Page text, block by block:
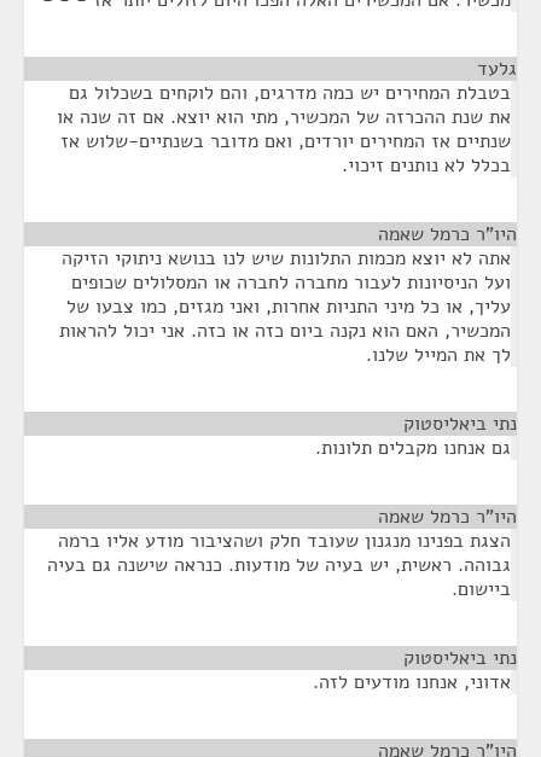
גלעד
בטבלת המחירים יש כמה מדרגים, והם לוקחים בשכלול גם
את שנת ההכרזה של המכשיר, מתי הוא יוצא. אם זה שנה או
שנתיים אז המחירים יורדים, ואם מדובר בשנתיים-שלוש אז
בכלל לא נותנים זיכוי.
היו"ר כרמל שאמה
אתה לא יוצא מכמות התלונות שיש לנו בנושא ניתוקי הזיקה
ועל הניסיונות לעבור מחברה לחברה או המסלולים שכופים
עליך, או כל מיני התניות אחרות, ואני מגזים, כמו צבעו של
המכשיר, האם הוא נקנה ביום כזה או כזה. אני יכול להראות
לך את המייל שלנו.
נתי ביאליסטוק
גם אנחנו מקבלים תלונות.
היו"ר כרמל שאמה
הצגת בפנינו מנגנון שעובד חלק ושהציבור מודע אליו ברמה
גבוהה. ראשית, יש בעיה של מודעות. כנראה שישנה גם בעיה
ביישום.
נתי ביאליסטוק
אדוני, אנחנו מודעים לזה.
היו"ר כרמל שאמה